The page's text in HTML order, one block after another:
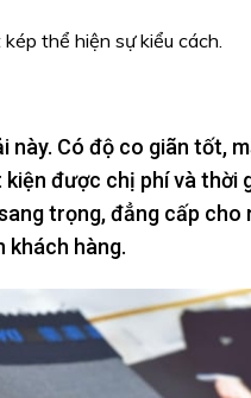
thể hiện sự kiểu cách.
Có độ co giãn tốt,
được chị phí và thời
trọng, đẳng cấp cho
khách hàng.